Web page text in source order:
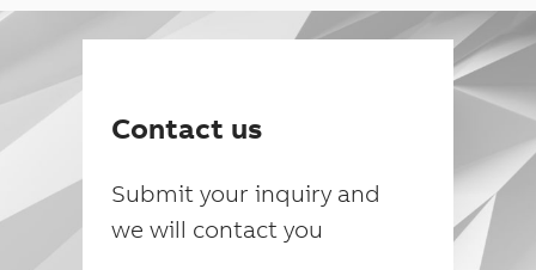
Contact us
Submit your inquiry and
we will contact you